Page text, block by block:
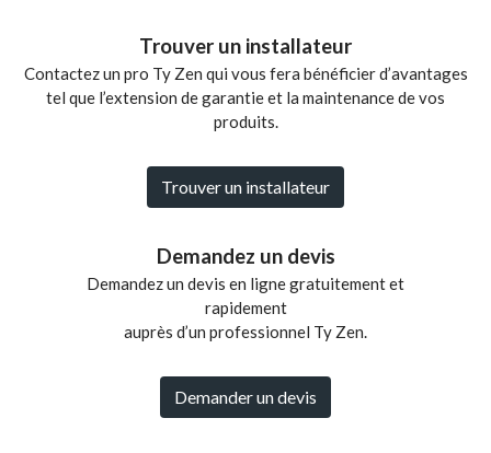
Trouver un installateur
Contactez un pro Ty Zen qui vous fera bénéficier d’avantages
tel que l’extension de garantie et la maintenance de vos
produits.
Trouver un installateur
Demandez un devis
Demandez un devis en ligne gratuitement et
rapidement
auprès d’un professionnel Ty Zen.
Demander un devis